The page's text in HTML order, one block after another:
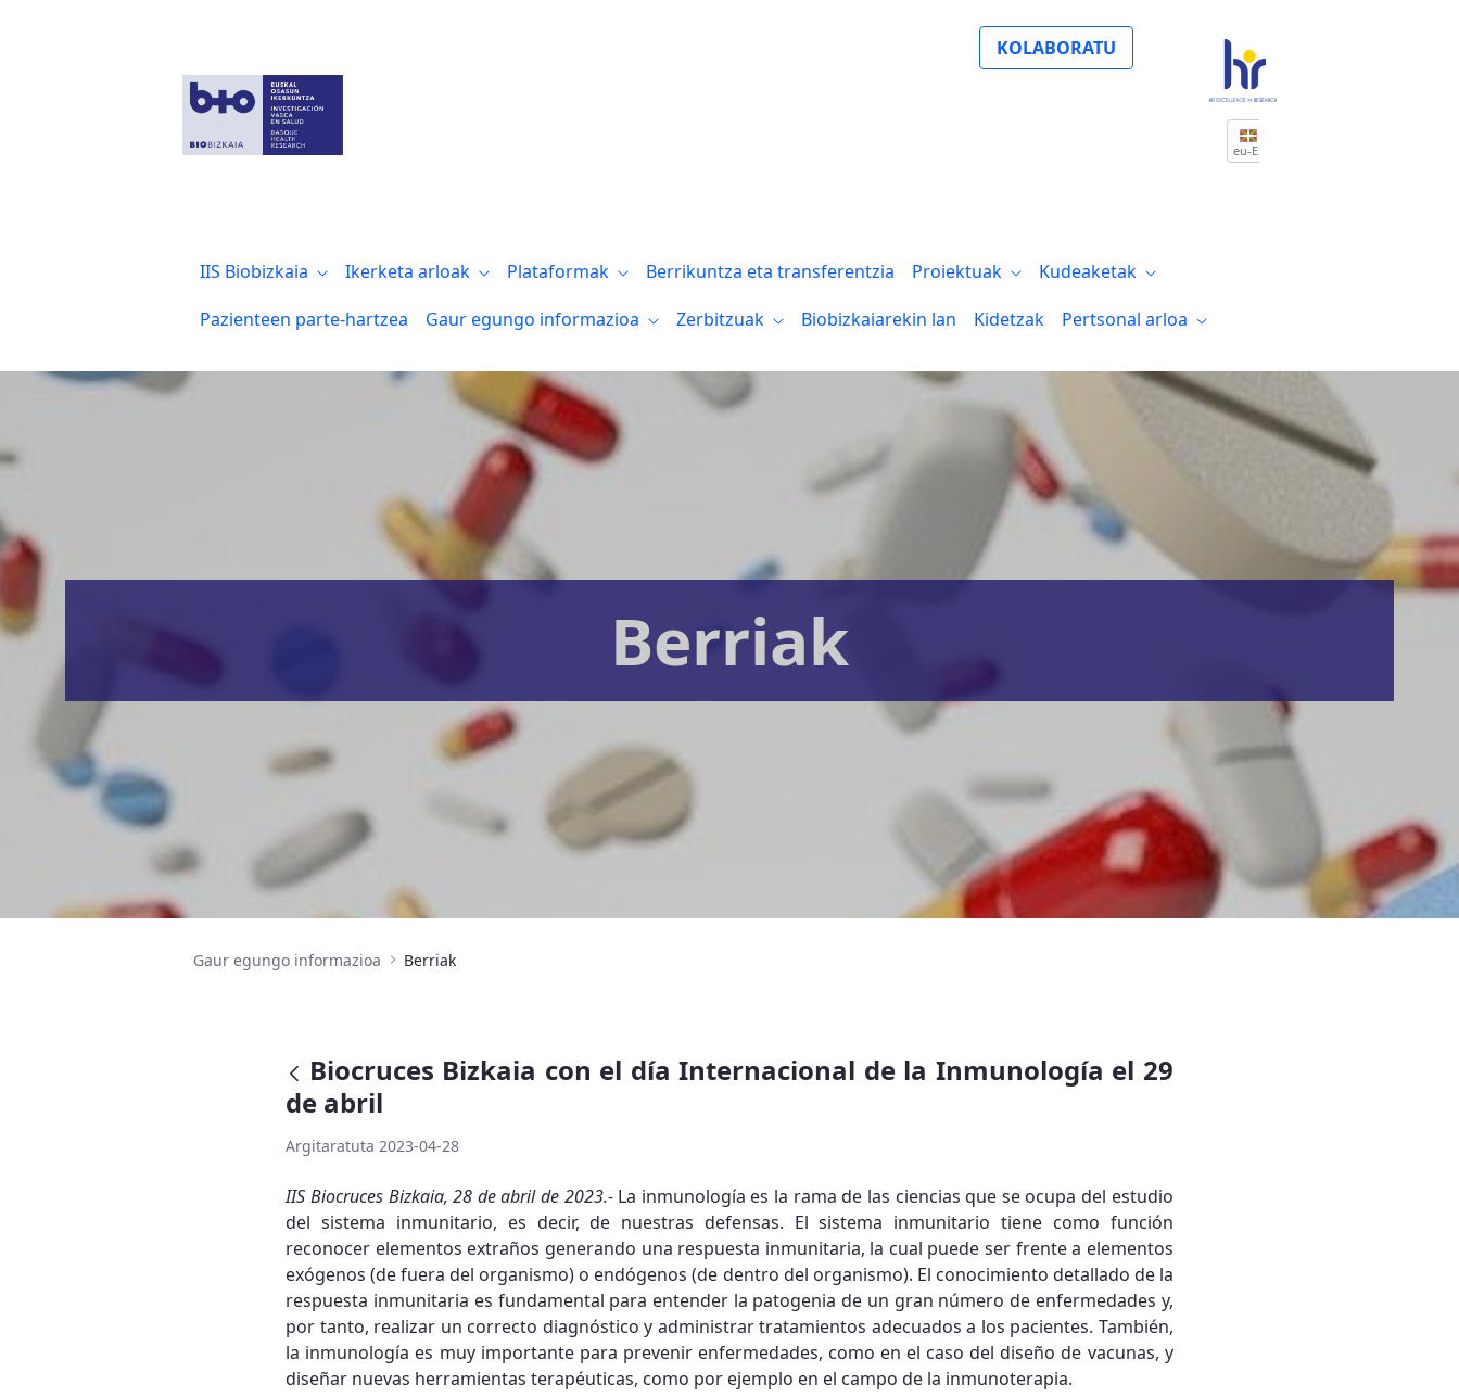
KOLABORATU
eu-ES
IIS Biobizkaia Ikerketa arloak Plataformak Berrikuntza eta transferentzia Proiektuak
Kudeaketak
Pazienteen parte-hartzea
Gaur egungo informazioa Zerbitzuak Biobizkaiarekin lan Kidetzak Pertsonal arloa
Berriak
Gaur egungo informazioa Berriak
Biocruces Bizkaia con el día Internacional de la Inmunología el 29
de abril
Argitaratuta 2023-04-28
IIS Biocruces Bizkaia, 28 de abril de 2023.- La inmunología es la rama de las ciencias que se ocupa del estudio
del sistema inmunitario, es decir, de nuestras defensas. El sistema inmunitario tiene como función
reconocer elementos extraños generando una respuesta inmunitaria, la cual puede ser frente a elementos
exógenos (de fuera del organismo) o endógenos (de dentro del organismo). El conocimiento detallado de la
respuesta inmunitaria es fundamental para entender la patogenia de un gran número de enfermedades y,
por tanto, realizar un correcto diagnóstico y administrar tratamientos adecuados a los pacientes. También,
la inmunología es muy importante para prevenir enfermedades, como en el caso del diseño de vacunas, y
diseñar nuevas herramientas terapéuticas, como por ejemplo en el campo de la inmunoterapia.